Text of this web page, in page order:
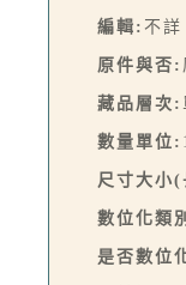
編輯: 不詳
原件與否:
藏品層次:
數量單位:
尺寸大小
數位化類
是否數位